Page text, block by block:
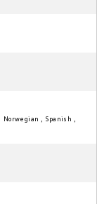
Norwegian ,Spanish